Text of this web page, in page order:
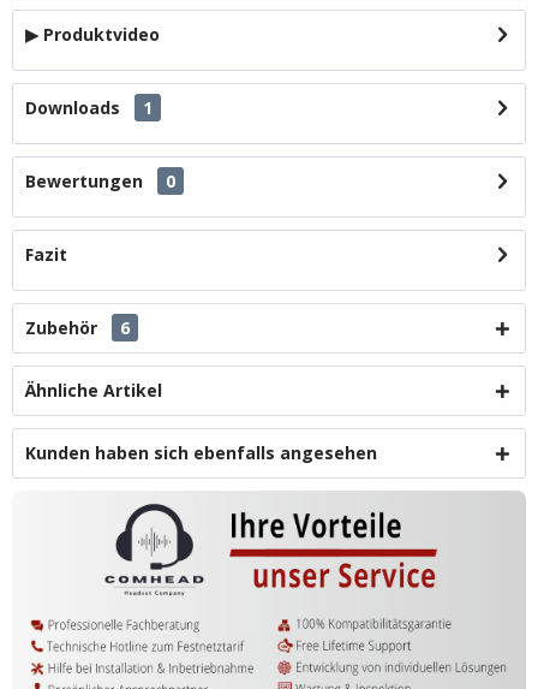
▶ Produktvideo
Downloads 1
Bewertungen 0
Fazit
Zubehör 6
Ähnliche Artikel
Kunden haben sich ebenfalls angesehen